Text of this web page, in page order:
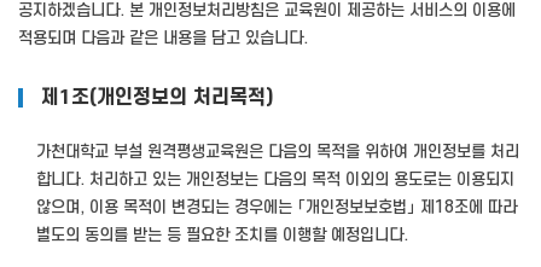
공지하겠습니다. 본 개인정보처리방침은 교육원이 제공하는 서비스의 이용에
적용되며 다음과 같은 내용을 담고 있습니다.
제1조(개인정보의 처리목적)
가천대학교 부설 원격평생교육원은 다음의 목적을 위하여 개인정보를 처리
합니다. 처리하고 있는 개인정보는 다음의 목적 이외의 용도로는 이용되지
않으며, 이용 목적이 변경되는 경우에는 「개인정보보호법」 제18조에 따라
별도의 동의를 받는 등 필요한 조치를 이행할 예정입니다.